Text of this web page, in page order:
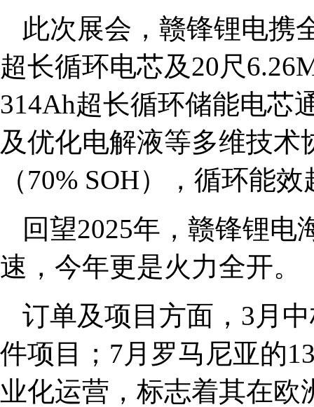
此次展会，赣锋锂电携
超长循环电芯及20尺
314Ah超长循环储能电芯
及优化电解液等多维技术
（70% SOH），循环能
回望2025年，赣锋锂
速，今年更是火力全开。
订单及项目方面，3月
件项目；7月罗马尼亚的
业化运营，标志着其在